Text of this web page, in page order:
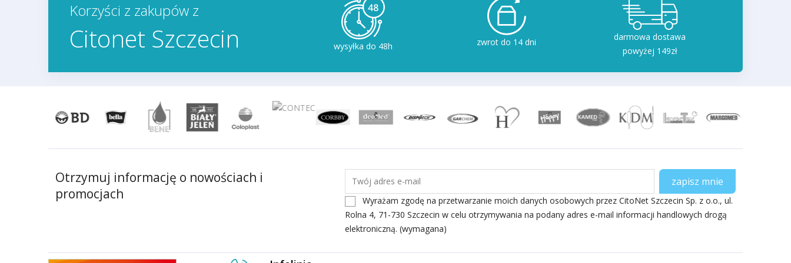
Korzyści z zakupów z
Citonet Szczecin wysyłka do 48h zwrot do 14 dni
darmowa dostawa
powyżej 149zł
Otrzymuj informację o nowościach i
promocjach
Wyrażam zgodę na przetwarzanie moich danych osobowych przez CitoNet Szczecin Sp. z o.o., ul.
Rolna 4, 71-730 Szczecin w celu otrzymywania na podany adres e-mail informacji handlowych drogą
elektroniczną. (wymagana)